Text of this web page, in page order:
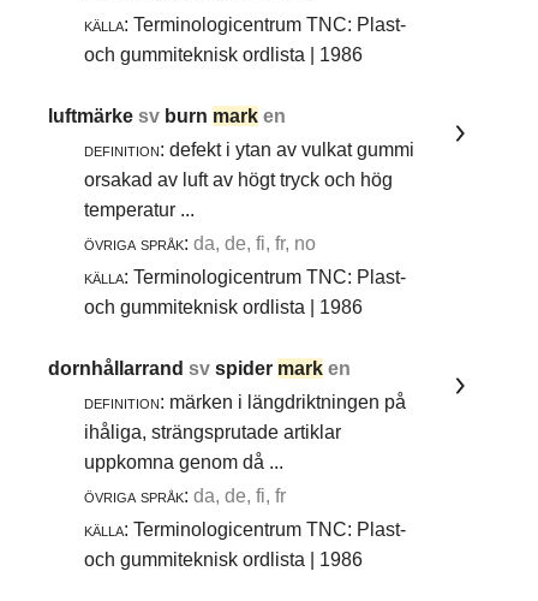
källa: Terminologicentrum TNC: Plast-
och gummiteknisk ordlista | 1986
luftmärkesv burn mark en
definition: defekt i ytan av vulkat gummi
orsakad av luft av högt tryck och hög
temperatur ...
övriga språk: da, de, fi, fr, no
källa: Terminologicentrum TNC: Plast-
och gummiteknisk ordlista | 1986
dornhållarrandsvspider mark en
definition: märken i längdriktningen på
ihåliga, strängsprutade artiklar
uppkomna genom då ...
övriga språk: da, de, fi, fr
källa: Terminologicentrum TNC: Plast-
och gummiteknisk ordlista | 1986